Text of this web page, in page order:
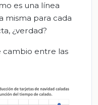
es una línea
misma para cada
¿verdad?
cambio entre las